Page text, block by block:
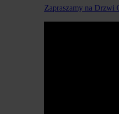
Zapraszamy na Drzwi